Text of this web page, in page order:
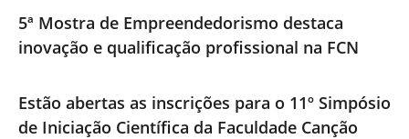
5ª Mostra de Empreendedorismo destaca
inovação e qualificação profissional na FCN
Estão abertas as inscrições para o 11º Simpósio
de Iniciação Científica da Faculdade Canção